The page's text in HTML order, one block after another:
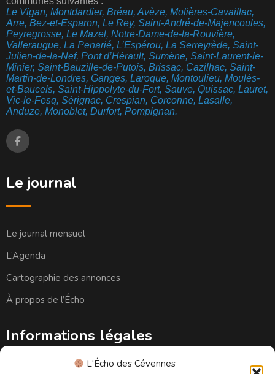
L'Écho des Cévennes
Le Vigan, Montdardier, Bréau, Avèze, Molières-Cavaillac,
Arre, Bez-et-Esparon, Le Rey, Saint-André-de-Majencoules,
Peyregrosse, Le Mazel, Notre-Dame-de-la-Rouvière,
Valleraugue, La Penarié, L’Espérou, La Serreyrède, Saint-
Julien-de-la-Nef, Pont d’Hérault, Sumène, Saint-Laurent-le-
Minier, Saint-Bauzille-de-Putois, Brissac, Cazilhac, Saint-
Martin-de-Londres, Ganges, Laroque, Montoulieu, Moulès-
et-Baucels, Saint-Hippolyte-du-Fort, Sauve, Quissac, Lauret,
Vic-le-Fesq, Sérignac, Crespian, Corconne, Lasalle,
Anduze, Monoblet, Durfort, Pompignan.
Le journal
Le journal mensuel
L’Agenda
Cartographie des annonces
À propos de l’Écho
Informations légales